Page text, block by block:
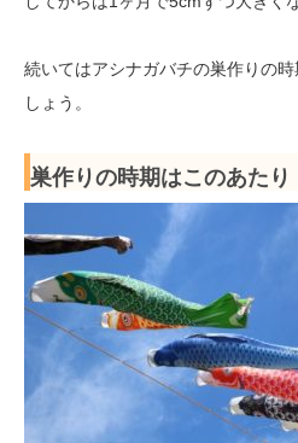
続いてはアシナガバチの巣作りの
しょう。
巣作りの時期はこのあたり